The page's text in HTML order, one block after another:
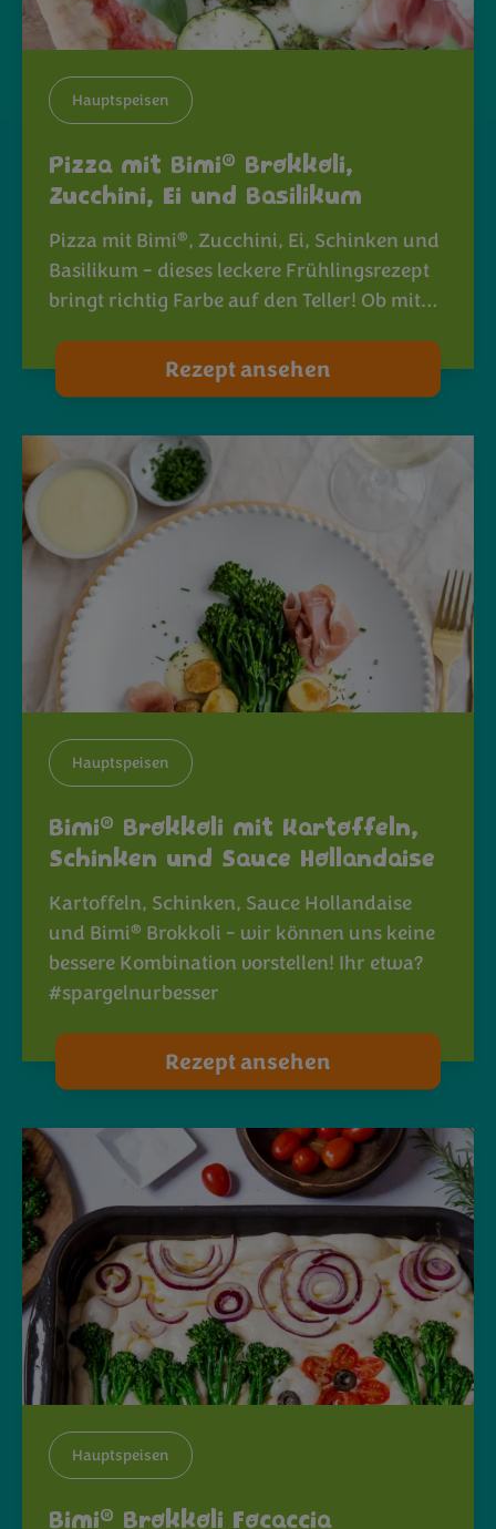
Hauptspeisen
Pizza mit Bimi® Brokkoli,
Zucchini, Ei und Basilikum
Pizza mit Bimi®, Zucchini, Ei, Schinken und
Basilikum - dieses leckere Frühlingsrezept
bringt richtig Farbe auf den Teller! Ob mit…
Rezept ansehen
Hauptspeisen
Bimi® Brokkoli mit Kartoffeln,
Schinken und Sauce Hollandaise
Kartoffeln, Schinken, Sauce Hollandaise
und Bimi® Brokkoli - wir können uns keine
bessere Kombination vorstellen! Ihr etwa?
#spargelnurbesser
Rezept ansehen
Hauptspeisen
Bimi® Brokkoli Focaccia